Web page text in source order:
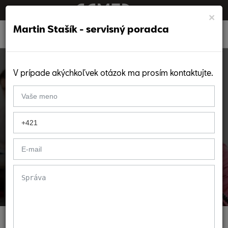
Kontakt Seat Prešov
×
Martin Stašík - servisný poradca
V prípade akýchkoľvek otázok ma prosím kontaktujte.